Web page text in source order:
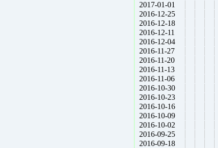
2017-01-01
2016-12-25
2016-12-18
2016-12-11
2016-12-04
2016-11-27
2016-11-20
2016-11-13
2016-11-06
2016-10-30
2016-10-23
2016-10-16
2016-10-09
2016-10-02
2016-09-25
2016-09-18